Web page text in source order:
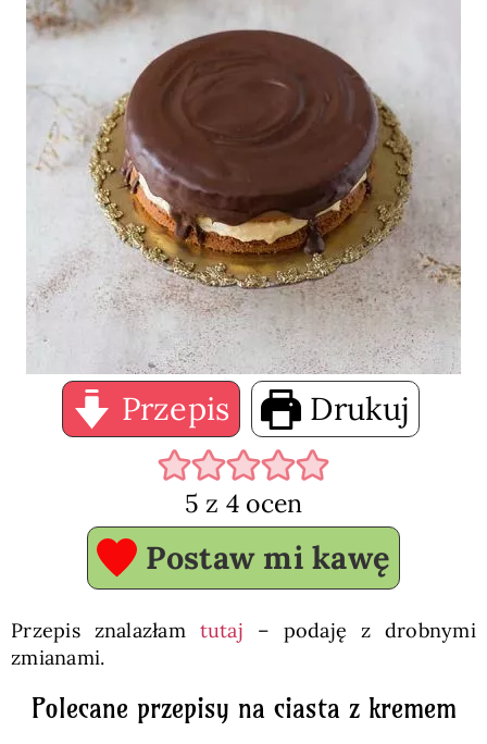
Przepis Drukuj
5 z 4 ocen
Postaw mi kawę
Przepis znalazłam tutaj – podaję z drobnymi
zmianami.
Polecane przepisy na ciasta z kremem